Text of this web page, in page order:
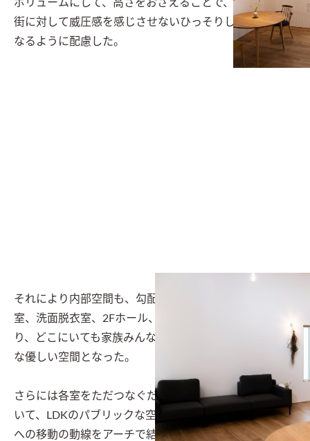
ボリュームにして、高さをおさえることで、外観上でも
街に対して威圧感を感じさせないひっそりした佇まいと
なるように配慮した。
それにより内部空間も、勾配吹抜けを介して、LDK、寝
室、洗面脱衣室、2Fホール、各居室が緩やかにつなが
り、どこにいても家族みんなをそっと包み込み守るよう
な優しい空間となった。
さらには各室をただつなぐだけではなく、動線計画にお
いて、LDKのパブリックな空間からプライベートな空間
への移動の動線をアーチで結ぶことで、心理的な移り変